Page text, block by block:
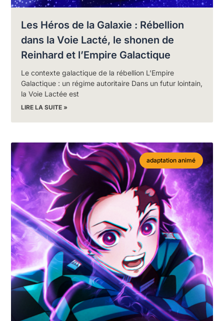
Les Héros de la Galaxie : Rébellion
dans la Voie Lacté, le shonen de
Reinhard et l’Empire Galactique
Le contexte galactique de la rébellion L’Empire
Galactique : un régime autoritaire Dans un futur lointain,
la Voie Lactée est
LIRE LA SUITE »
adaptation animé